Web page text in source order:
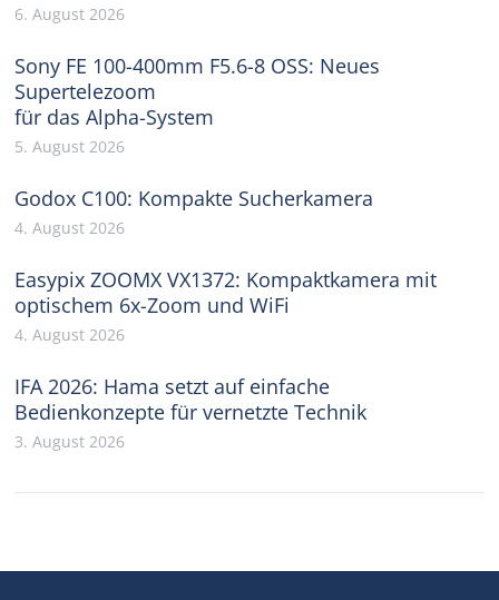
6. August 2026
Sony FE 100-400mm F5.6-8 OSS: Neues
Supertelezoom
für das Alpha-System
5. August 2026
Godox C100: Kompakte Sucherkamera
4. August 2026
Easypix ZOOMX VX1372: Kompaktkamera mit
optischem 6x-Zoom und WiFi
4. August 2026
IFA 2026: Hama setzt auf einfache
Bedienkonzepte für vernetzte Technik
3. August 2026